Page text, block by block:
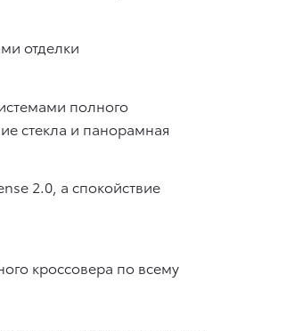
отделки
полного
стекла и панорамная
2.0, а спокойствие
кроссовера по всему